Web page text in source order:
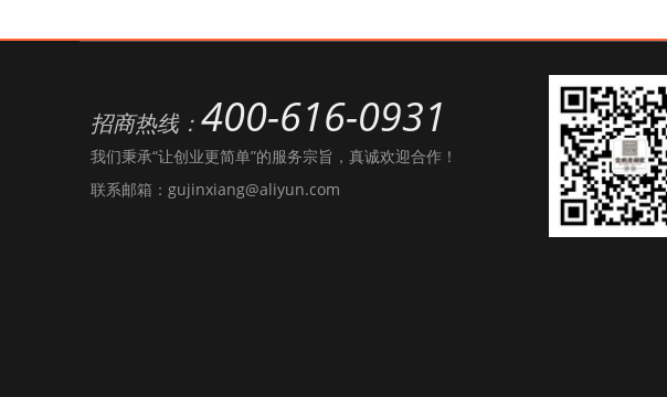
招商热线： 400-616-0931
我们秉承“让创业更简单”的服务宗旨，真诚欢迎合作！
联系邮箱：gujinxiang@aliyun.com